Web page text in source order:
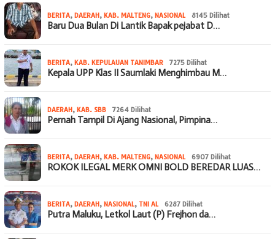
BERITA, DAERAH, KAB. MALTENG, NASIONAL 8145 Dilihat
Baru Dua Bulan Di Lantik Bapak pejabat D…
BERITA, KAB. KEPULAUAN TANIMBAR 7275 Dilihat
Kepala UPP Klas II Saumlaki Menghimbau M…
DAERAH, KAB. SBB 7264 Dilihat
Pernah Tampil Di Ajang Nasional, Pimpina…
BERITA, DAERAH, KAB. MALTENG, NASIONAL 6907 Dilihat
ROKOK ILEGAL MERK OMNI BOLD BEREDAR LUAS…
BERITA, DAERAH, NASIONAL, TNI AL 6287 Dilihat
Putra Maluku, Letkol Laut (P) Frejhon da…